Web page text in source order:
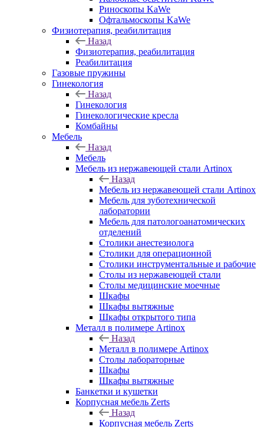
Риноскопы KaWe
Офтальмоскопы KaWe
Физиотерапия, реабилитация
Назад
Физиотерапия, реабилитация
Реабилитация
Газовые пружины
Гинекология
Назад
Гинекология
Гинекологические кресла
Комбайны
Мебель
Назад
Мебель
Мебель из нержавеющей стали Artinox
Назад
Мебель из нержавеющей стали Artinox
Мебель для зуботехнической
лаборатории
Мебель для патологоанатомических
отделений
Столики анестезиолога
Столики для операционной
Столики инструментальные и рабочие
Столы из нержавеющей стали
Столы медицинские моечные
Шкафы
Шкафы вытяжные
Шкафы открытого типа
Металл в полимере Artinox
Назад
Металл в полимере Artinox
Столы лабораторные
Шкафы
Шкафы вытяжные
Банкетки и кушетки
Корпусная мебель Zerts
Назад
Корпусная мебель Zerts